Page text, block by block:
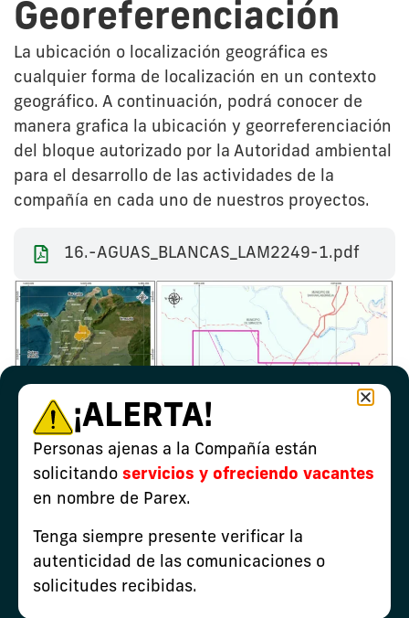
Georeferenciación
La ubicación o localización geográfica es
cualquier forma de localización en un contexto
geográfico. A continuación, podrá conocer de
manera grafica la ubicación y georreferenciación
del bloque autorizado por la Autoridad ambiental
para el desarrollo de las actividades de la
compañía en cada uno de nuestros proyectos.
16.-AGUAS_BLANCAS_LAM2249-1.pdf
¡ALERTA!
Personas ajenas a la Compañía están
solicitando servicios y ofreciendo vacantes
en nombre de Parex.
Tenga siempre presente verificar la
autenticidad de las comunicaciones o
solicitudes recibidas.